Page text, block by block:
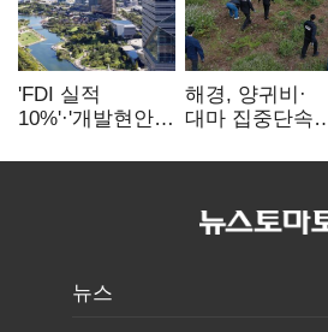
'FDI 실적
10%'·'개발현안
인천경제청장
해경, 양귀비·
대마 집중단속
249명 검거
뉴스